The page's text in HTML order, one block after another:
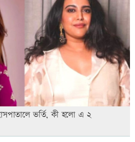
ভর্তি, কী হলো এ ২